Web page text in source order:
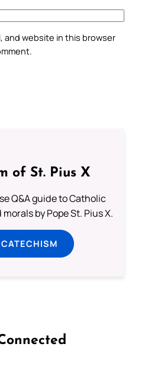
and website in this browser
of St. Pius X
Q&A guide to Catholic
by Pope St. Pius X.